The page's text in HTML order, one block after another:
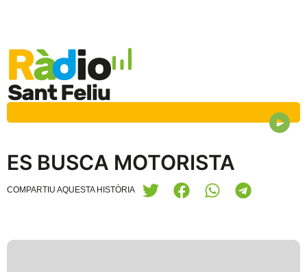
ES BUSCA MOTORISTA
COMPARTIU AQUESTA HISTÒRIA